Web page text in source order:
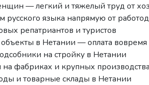
— легкий и тяжелый труд от
языка напрямую от
репатриантов и туристов
в Нетании — оплата вовремя
на стройку в Нетании
фабриках и крупных
и товарные склады в Нетании